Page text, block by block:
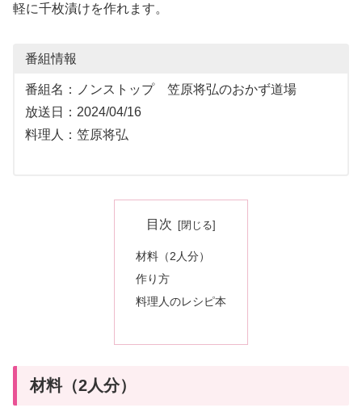
軽に千枚漬けを作れます。
番組情報
番組名：ノンストップ 笠原将弘のおかず道場
放送日：2024/04/16
料理人：笠原将弘
目次
材料（2人分）
作り方
料理人のレシピ本
材料（2人分）